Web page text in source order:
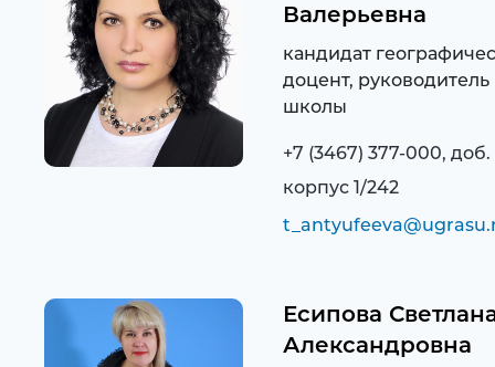
Валерьевна
кандидат
доцент,
школы
+7 (3467) 377-000, доб.
корпус 1/242
Есипова
Александровна